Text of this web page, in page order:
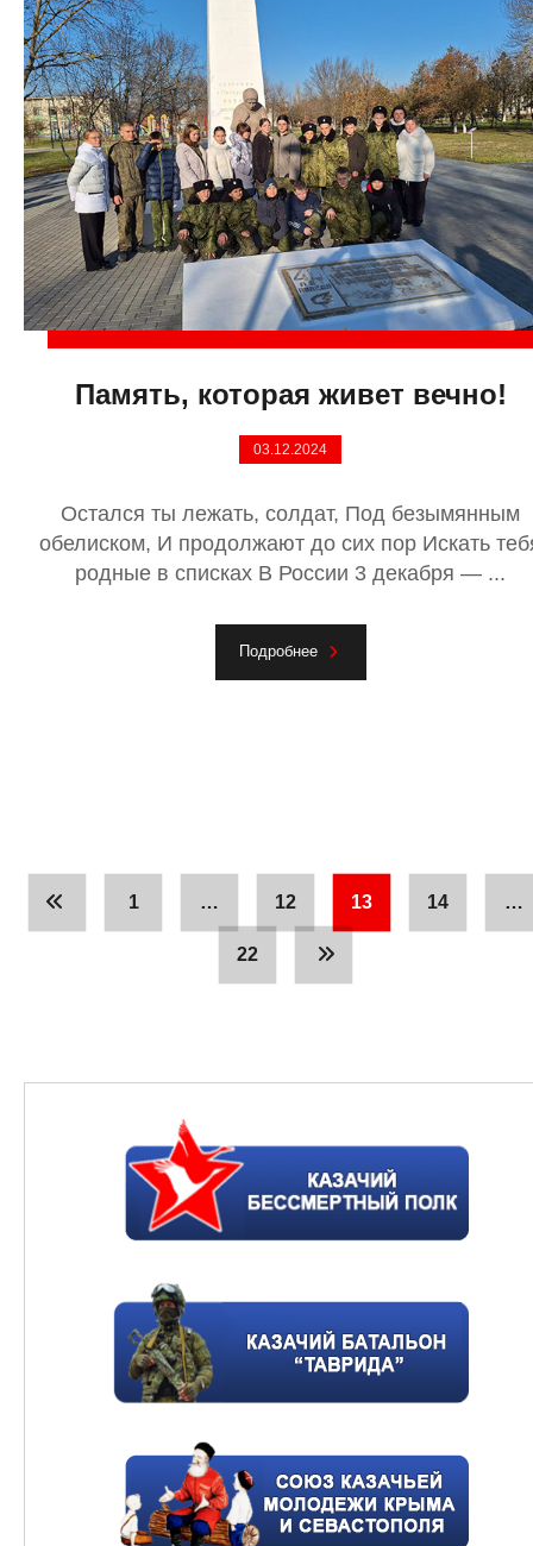
Память, которая живет вечно!
03.12.2024
Остался ты лежать, солдат, Под безымянным
обелиском, И продолжают до сих пор Искать
родные в списках В России 3 декабря — ...
Подробнее
1 … 12 13 14 …
22